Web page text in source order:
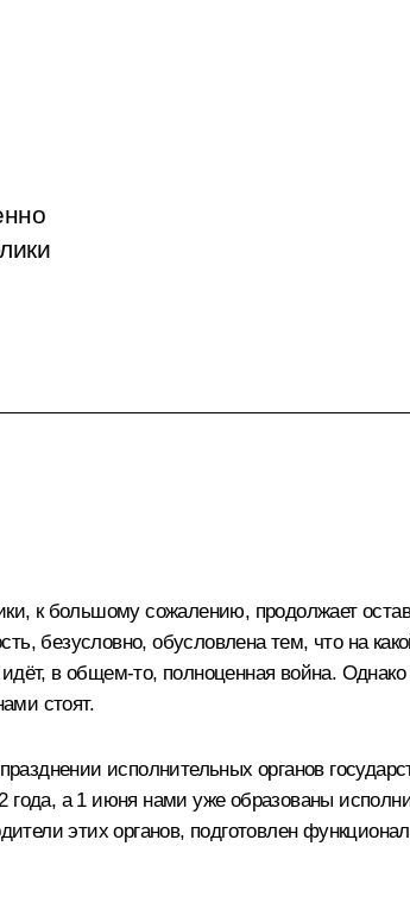
к большому сожалению, продолжает
безусловно, обусловлена тем, что на
в общем-то, полноценная война.
стоят.
исполнительных органов
а 1 июня нами уже образованы
этих органов, подготовлен